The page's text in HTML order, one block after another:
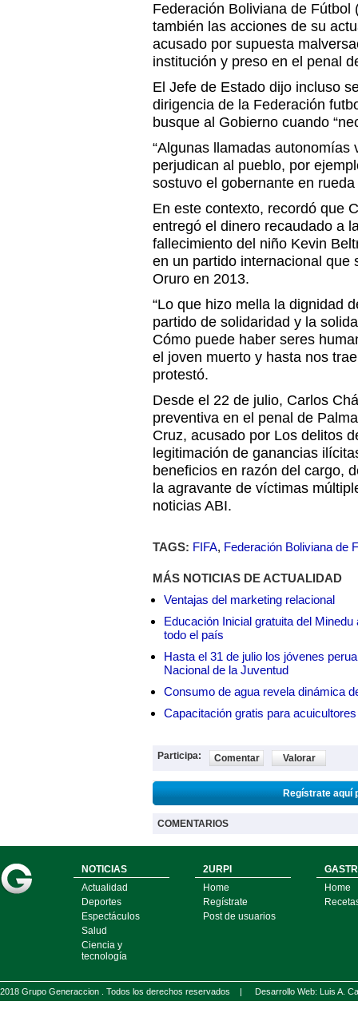
Federación Boliviana de Fútbol
también las acciones de su
acusado por supuesta
institución y preso en el penal
El Jefe de Estado dijo incluso
dirigencia de la Federación
busque al Gobierno cuando
“Algunas llamadas
perjudican al pueblo, por
sostuvo el gobernante en
En este contexto, recordó que
entregó el dinero recaudado a
fallecimiento del niño Kevin
en un partido internacional que
Oruro en 2013.
“Lo que hizo mella la dignidad
partido de solidaridad y la
Cómo puede haber seres
el joven muerto y hasta nos
protestó.
Desde el 22 de julio, Carlos
preventiva en el penal de
Cruz, acusado por Los delitos
legitimación de ganancias
beneficios en razón del cargo,
la agravante de víctimas
noticias ABI.
TAGS: FIFA, Federación Boliviana de
MÁS NOTICIAS DE ACTUALIDAD
Ventajas del marketing relacional
Educación Inicial gratuita del
todo el país
Hasta el 31 de julio los jóvenes
Nacional de la Juventud
Consumo de agua revela dinámica
Capacitación gratis para
Participa: Comentar Valorar
Regístrate aquí
COMENTARIOS
NOTICIAS
Actualidad
Deportes
Espectáculos
Salud
Ciencia y
tecnología
2URPI
Home
Regístrate
Post de usuarios
Home
2018 Grupo Generaccion . Todos los derechos reservados | Desarrollo Web: Luis